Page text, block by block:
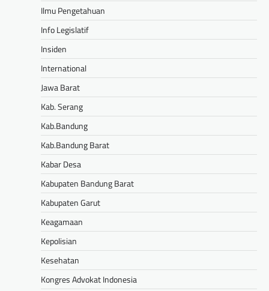
Ilmu Pengetahuan
Info Legislatif
Insiden
International
Jawa Barat
Kab. Serang
Kab.Bandung
Kab.Bandung Barat
Kabar Desa
Kabupaten Bandung Barat
Kabupaten Garut
Keagamaan
Kepolisian
Kesehatan
Kongres Advokat Indonesia